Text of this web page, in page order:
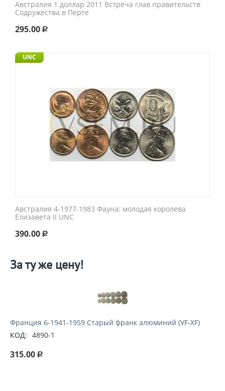
Австралия 1 доллар 2011 Встреча глав правительств
Содружества в Перте
295.00 Р
UNC
Австралия 4-1977-1983 Фауна; молодая королева
Елизавета II UNC
390.00 Р
За ту же цену!
Франция 6-1941-1959 Старый франк алюминий (VF-XF)
КОД: 4890-1
315.00 Р